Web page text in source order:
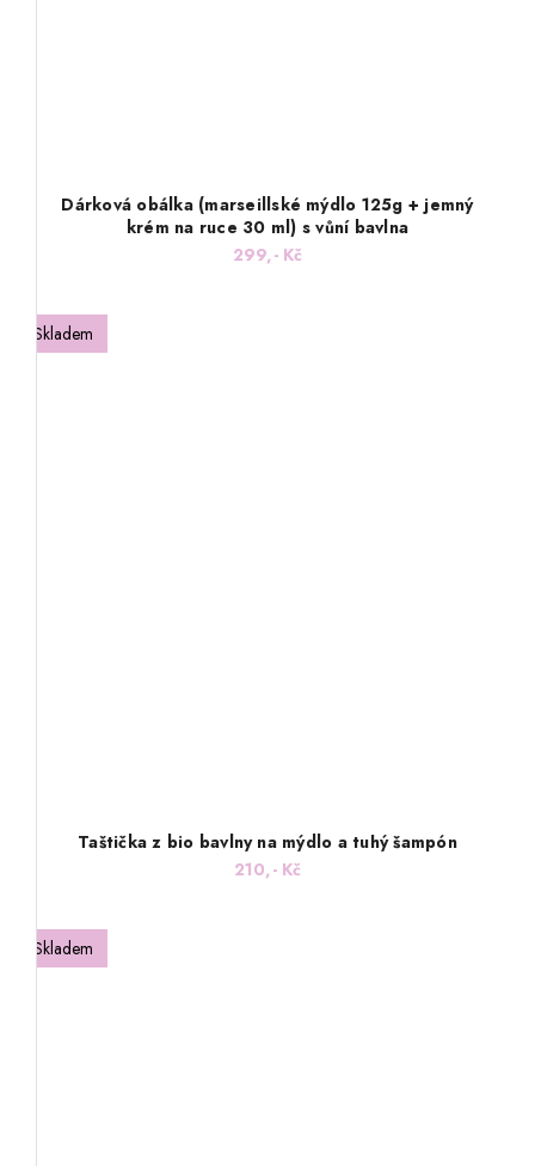
Dárková obálka (marseillské mýdlo 125g + jemný
krém na ruce 30 ml) s vůní bavlna
299,- Kč
Skladem
Taštička z bio bavlny na mýdlo a tuhý šampón
210,- Kč
Skladem